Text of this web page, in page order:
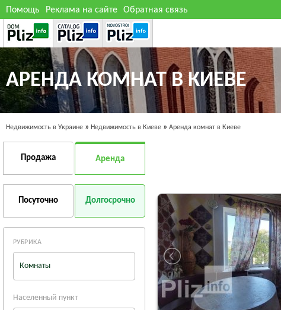
Помощь Реклама на сайте Обратная связь
АРЕНДА КОМНАТ В КИЕВЕ
Недвижимость в Украине » Недвижимость в Киеве » Аренда комнат в Киеве
Продажа Аренда
Посуточно Долгосрочно
РУБРИКА
Комнаты
Населенный пункт